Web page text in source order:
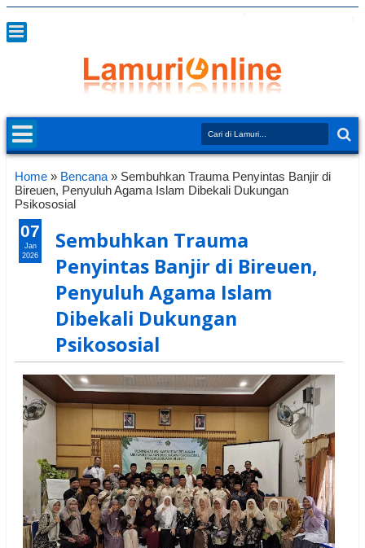
Home » Bencana » Sembuhkan Trauma Penyintas Banjir di
Bireuen, Penyuluh Agama Islam Dibekali Dukungan
Psikososial
Sembuhkan Trauma
Penyintas Banjir di Bireuen,
Penyuluh Agama Islam
Dibekali Dukungan
Psikososial
07
Jan
2026